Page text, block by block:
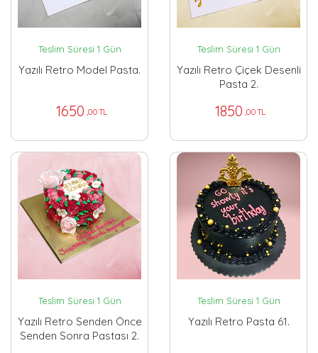
Teslim Süresi 1 Gün
Yazılı Retro Model Pasta.
1650 ,00 TL
Teslim Süresi 1 Gün
Yazılı Retro Çiçek Desenli
Pasta 2.
1850 ,00 TL
Teslim Süresi 1 Gün
Yazılı Retro Senden Önce
Senden Sonra Pastası 2.
Teslim Süresi 1 Gün
Yazılı Retro Pasta 61.